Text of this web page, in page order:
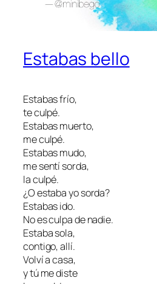
Estabas bello
Estabas frío,
te culpé.
Estabas muerto,
me culpé.
Estabas mudo,
me sentí sorda,
la culpé.
¿O estaba yo sorda?
Estabas ido.
No es culpa de nadie.
Estaba sola,
contigo, allí.
Volví a casa,
y tú me diste